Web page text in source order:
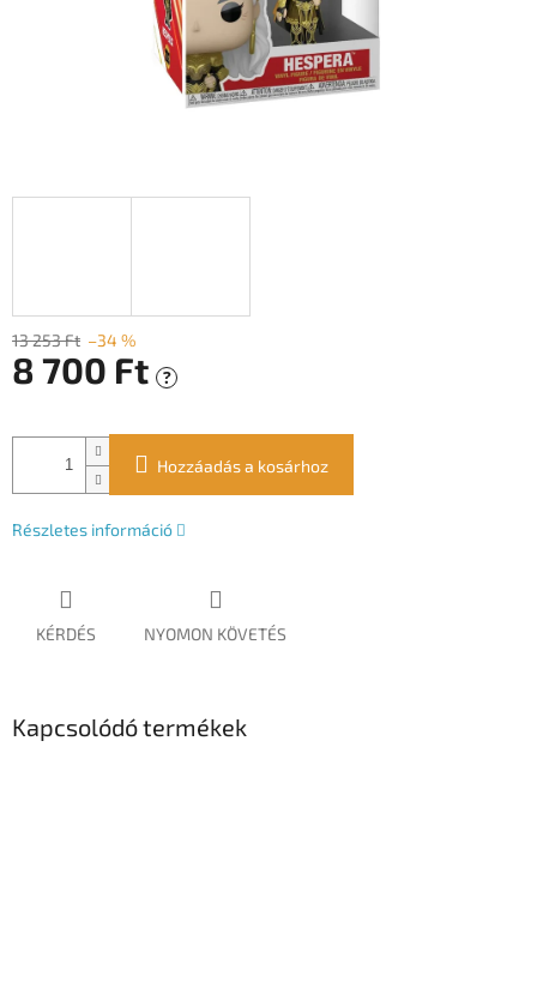
13 253 Ft –34 %
8 700 Ft ?
Hozzáadás a kosárhoz
Részletes információ
KÉRDÉS NYOMON KÖVETÉS
Kapcsolódó termékek